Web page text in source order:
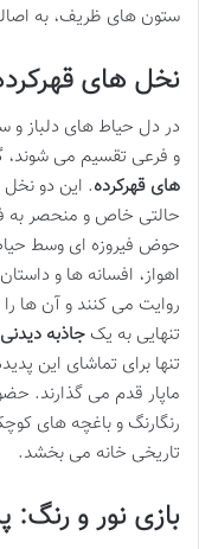
ستون های ظریف، به
نخل های
در دل حیاط های دلباز و
و فرعی تقسیم می شوند،
های قهرکرده. این دو
حالتی خاص و منحصر به
حوض فیروزه ای وسط
اهواز، افسانه ها و
روایت می کنند و آن ها
تنهایی به یک جاذبه
تنها برای تماشای این
ماپار قدم می گذارند.
رنگارنگ و باغچه های
تاریخی خانه می بخشد.
بازی نور و